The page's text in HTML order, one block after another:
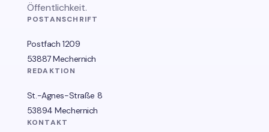
Öffentlichkeit.
POSTANSCHRIFT
Postfach 1209
53887 Mechernich
REDAKTION
St.-Agnes-Straße 8
53894 Mechernich
KONTAKT